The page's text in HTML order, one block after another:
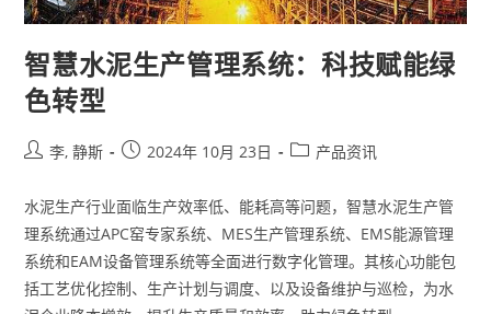
智慧水泥生产管理系统：科技赋能绿
色转型
李, 静斯 2024年 10月 23日 产品资讯
水泥生产行业面临生产效率低、能耗高等问题，智慧水泥生产管
理系统通过APC窑专家系统、MES生产管理系统、EMS能源管理
系统和EAM设备管理系统等全面进行数字化管理。其核心功能包
括工艺优化控制、生产计划与调度、以及设备维护与巡检，为水